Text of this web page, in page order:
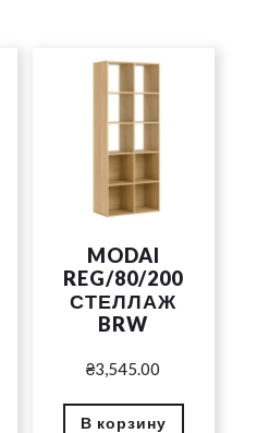
MODAI
REG/80/200
СТЕЛЛАЖ
BRW
₴3,545.00
В корзину